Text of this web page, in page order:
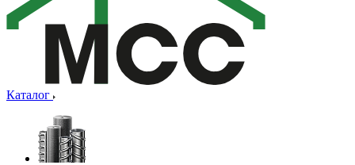
Каталог